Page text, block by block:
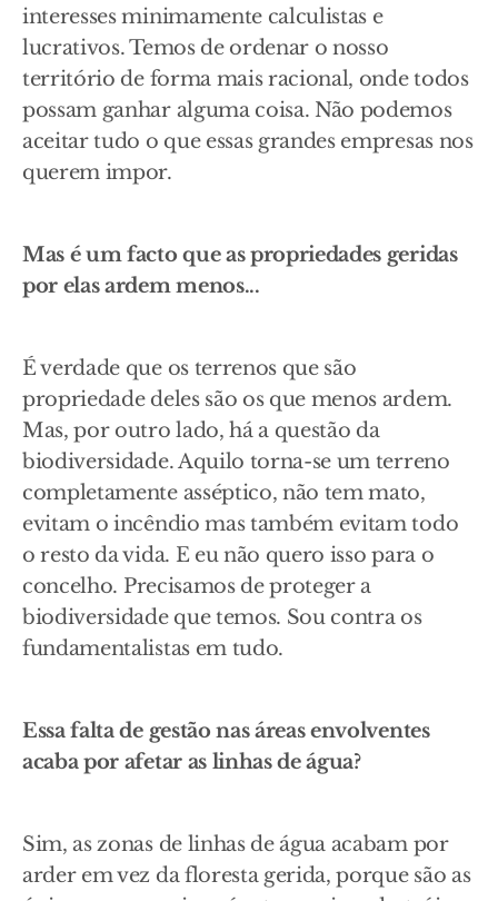
interesses minimamente calculistas e
lucrativos. Temos de ordenar o nosso
território de forma mais racional, onde todos
possam ganhar alguma coisa. Não podemos
aceitar tudo o que essas grandes empresas nos
querem impor.
Mas é um facto que as propriedades geridas
por elas ardem menos...
É verdade que os terrenos que são
propriedade deles são os que menos ardem.
Mas, por outro lado, há a questão da
biodiversidade. Aquilo torna-se um terreno
completamente asséptico, não tem mato,
evitam o incêndio mas também evitam todo
o resto da vida. E eu não quero isso para o
concelho. Precisamos de proteger a
biodiversidade que temos. Sou contra os
fundamentalistas em tudo.
Essa falta de gestão nas áreas envolventes
acaba por afetar as linhas de água?
Sim, as zonas de linhas de água acabam por
arder em vez da floresta gerida, porque são as